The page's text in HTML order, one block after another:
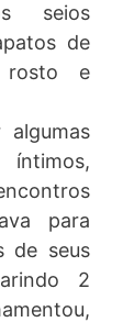
seios
de
rosto e
para
de seus
2